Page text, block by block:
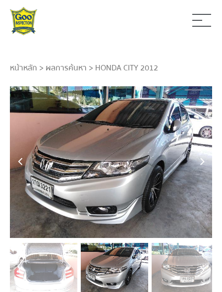
หน้าหลัก > ผลการค้นหา > HONDA CITY 2012